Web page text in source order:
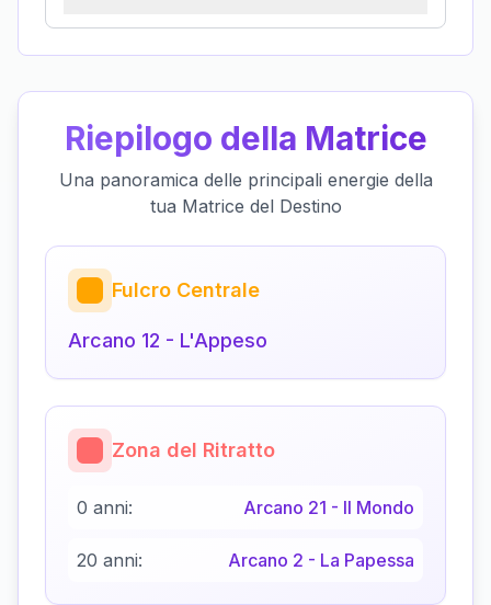
Riepilogo della Matrice
Una panoramica delle principali energie della
tua Matrice del Destino
Fulcro Centrale
Arcano 12 - L'Appeso
Zona del Ritratto
0 anni: Arcano 21 - Il Mondo
20 anni: Arcano 2 - La Papessa